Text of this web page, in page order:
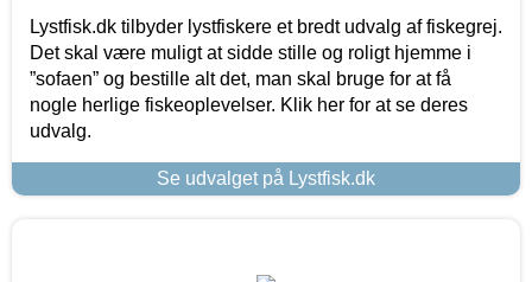
Lystfisk.dk tilbyder lystfiskere et bredt udvalg af fiskegrej.
Det skal være muligt at sidde stille og roligt hjemme i
”sofaen” og bestille alt det, man skal bruge for at få
nogle herlige fiskeoplevelser. Klik her for at se deres
udvalg.
Se udvalget på Lystfisk.dk